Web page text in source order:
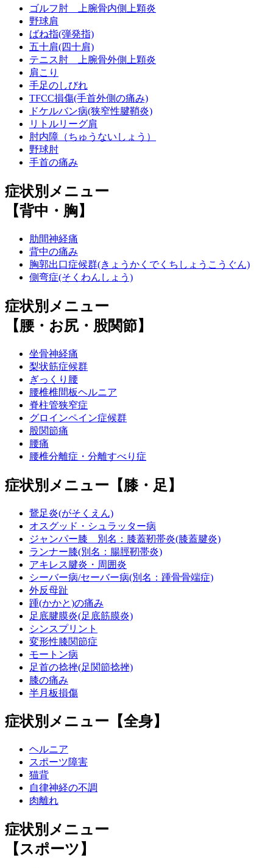
ゴルフ肘 上腕骨内側上顆炎
野球肩
ばね指(弾発指)
五十肩(四十肩)
テニス肘 上腕骨外側上顆炎
肩こり
手足のしびれ
TFCC損傷(手首外側の痛み)
ドケルバン病(狭窄性腱鞘炎)
リトルリーグ肩
肘内障（ちゅうないしょう）
野球肘
手首の痛み
症状別メニュー
【背中・胸】
肋間神経痛
背中の痛み
胸郭出口症候群(きょうかくでくちしょうこうぐん)
側弯症(そくわんしょう)
症状別メニュー
【腰・お尻・股関節】
坐骨神経痛
梨状筋症候群
ぎっくり腰
腰椎椎間板ヘルニア
脊柱管狭窄症
グロインペイン症候群
股関節痛
腰痛
腰椎分離症・分離すべり症
症状別メニュー【膝・足】
鵞足炎(がそくえん)
オスグッド・シュラッター病
ジャンパー膝 別名：膝蓋靭帯炎(膝蓋腱炎)
ランナー膝(別名：腸脛靭帯炎)
アキレス腱炎・周囲炎
シーバー病/セーバー病(別名：踵骨骨端症)
外反母趾
踵(かかと)の痛み
足底腱膜炎(足底筋膜炎)
シンスプリント
変形性膝関節症
モートン病
足首の捻挫(足関節捻挫)
膝の痛み
半月板損傷
症状別メニュー【全身】
ヘルニア
スポーツ障害
猫背
自律神経の不調
肉離れ
症状別メニュー
【スポーツ】